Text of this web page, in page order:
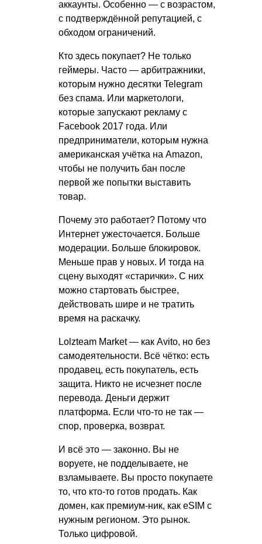
аккаунты. Особенно — с возрастом,
с подтверждённой репутацией, с
обходом ограничений.
Кто здесь покупает? Не только
геймеры. Часто — арбитражники,
которым нужно десятки Telegram
без спама. Или маркетологи,
которые запускают рекламу с
Facebook 2017 года. Или
предприниматели, которым нужна
американская учётка на Amazon,
чтобы не получить бан после
первой же попытки выставить
товар.
Почему это работает? Потому что
Интернет ужесточается. Больше
модерации. Больше блокировок.
Меньше прав у новых. И тогда на
сцену выходят «старички». С них
можно стартовать быстрее,
действовать шире и не тратить
время на раскачку.
Lolzteam Market — как Avito, но без
самодеятельности. Всё чётко: есть
продавец, есть покупатель, есть
защита. Никто не исчезнет после
перевода. Деньги держит
платформа. Если что-то не так —
спор, проверка, возврат.
И всё это — законно. Вы не
воруете, не подделываете, не
взламываете. Вы просто покупаете
то, что кто-то готов продать. Как
домен, как премиум-ник, как eSIM с
нужным регионом. Это рынок.
Только цифровой.